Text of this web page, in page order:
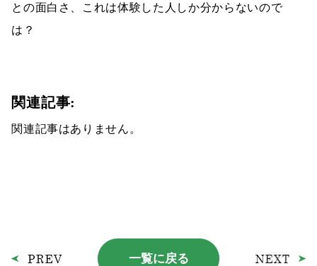
との面白さ、これは体験した人しか分からないので
は？
関連記事:
関連記事はありません。
一覧に戻る